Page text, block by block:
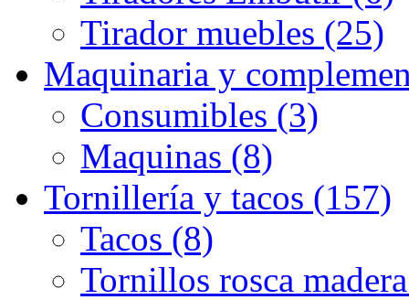
Tirador muebles (25)
Maquinaria y
Consumibles (3)
Maquinas (8)
Tornillería y tacos (157)
Tacos (8)
Tornillos rosca